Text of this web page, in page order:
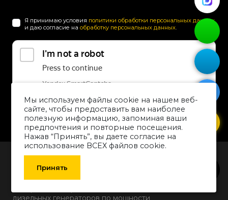
Я принимаю условия политики обработки персональных данных
и даю согласие на обработку персональных данных
Отправить
дизельных генераторов по мощности
Мы используем файлы cookie на нашем веб-
сайте, чтобы предоставить вам наиболее
полезную информацию, запоминая ваши
предпочтения и повторные посещения.
Нажав “Принять”, вы даете согласие на
использование ВСЕХ файлов cookie.
Принять